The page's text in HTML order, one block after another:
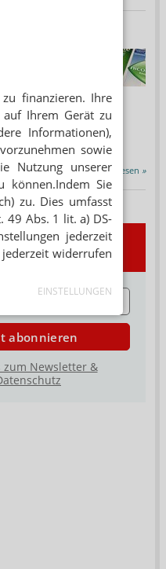
finanzieren. Ihre
auf Ihrem Gerät zu
Informationen),
sowie
Nutzung unserer
können.Indem Sie
zu. Dies umfasst
49 Abs. 1 lit. a) DS-
jederzeit
widerrufen
EINSTELLUNGEN
erstattet.
nikotinhaltige nicht
Präparate sowie...
Alle Porträts lesen »
abonnieren
zum Newsletter &